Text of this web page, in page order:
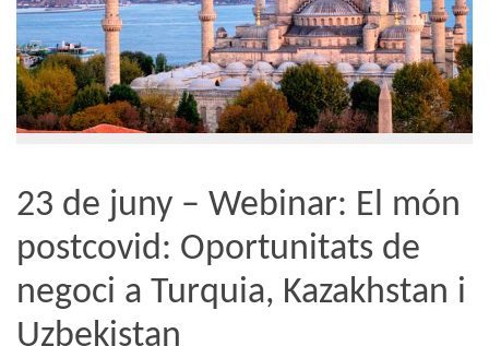
23 de juny – Webinar: El món
postcovid: Oportunitats de
negoci a Turquia, Kazakhstan i
Uzbekistan